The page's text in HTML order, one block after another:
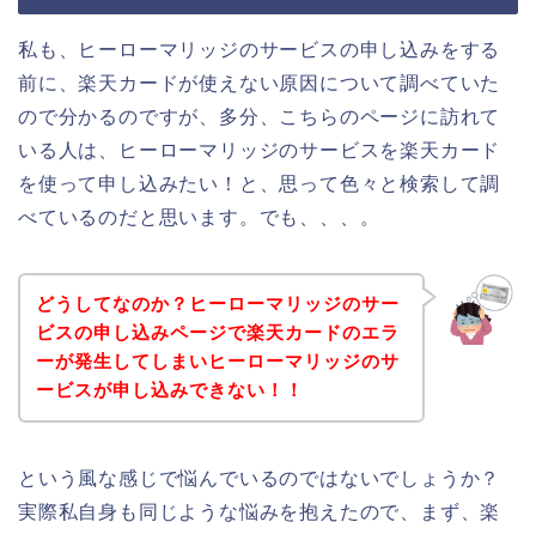
私も、ヒーローマリッジのサービスの申し込みをする
前に、楽天カードが使えない原因について調べていた
ので分かるのですが、多分、こちらのページに訪れて
いる人は、ヒーローマリッジのサービスを楽天カード
を使って申し込みたい！と、思って色々と検索して調
べているのだと思います。でも、、、。
どうしてなのか？ヒーローマリッジのサー
ビスの申し込みページで楽天カードのエラ
ーが発生してしまいヒーローマリッジのサ
ービスが申し込みできない！！
という風な感じで悩んでいるのではないでしょうか？
実際私自身も同じような悩みを抱えたので、まず、楽